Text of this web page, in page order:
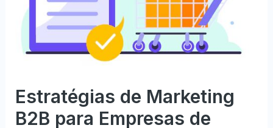
Estratégias de Marketing
B2B para Empresas de